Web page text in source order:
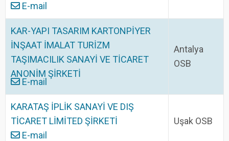
E-mail
KAR-YAPI TASARIM KARTONPİYER
İNŞAAT İMALAT TURİZM
TAŞIMACILIK SANAYİ VE TİCARET
ANONİM ŞİRKETİ
E-mail
Antalya
OSB
KARATAŞ İPLİK SANAYİ VE DIŞ
TİCARET LİMİTED ŞİRKETİ
E-mail
Uşak OSB